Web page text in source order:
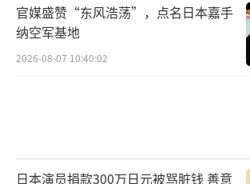
官媒盛赞“东风浩荡”，点名日本嘉手
纳空军基地
2026-08-07 10:40:02
日本演员捐款300万日元被骂脏钱 善意